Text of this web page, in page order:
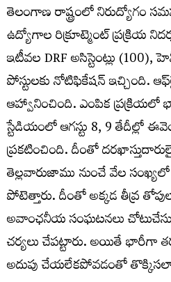
తెలంగాణ రాష్ట్రంలో నిరుద్యోగం
ఉద్యోగాల రిక్రూట్మెంట్ ప్రక్రియ
ఇటీవల DRF అసిస్టెంట్లు (100),
పోస్టులకు నోటిఫికేషన్ ఇచ్చింది.
ఆహ్వానించింది. ఎంపిక ప్రక్రియలో
స్టేడియంలో ఆగస్టు 8, 9 తేదీల్లో
ప్రకటించింది. దీంతో
తెల్లవారుజాము నుంచే వేల
పోటెత్తారు. దీంతో అక్కడ తీవ్ర
అవాంఛనీయ సంఘటనలు
చర్యలు చేపట్టారు. అయితే భారీగా
అదుపు చేయలేకపోవడంతో